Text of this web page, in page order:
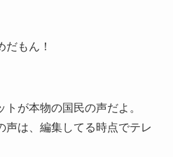
だもん！
が本物の国民の声だよ。
声は、編集してる時点でテレ